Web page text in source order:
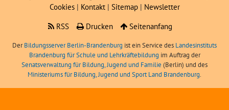
Cookies| Kontakt | Sitemap| Newsletter
RSS
Drucken Seitenanfang
DerBildungsserver Berlin-Brandenburg ist ein Service des Landesinstituts
Brandenburg für Schule und Lehrkräftebildung im Auftrag der
Senatsverwaltung für Bildung, Jugend und Familie (Berlin) und des
Ministeriums für Bildung, Jugend und Sport Land Brandenburg.